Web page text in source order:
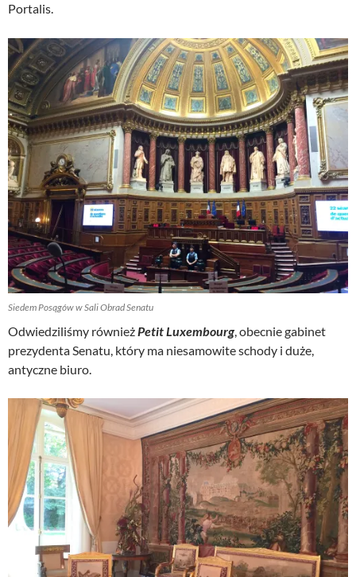
Portalis.
Siedem Posągów w Sali Obrad Senatu
Odwiedziliśmy równieżPetit Luxembourg, obecnie gabinet
prezydenta Senatu, który ma niesamowite schody i duże,
antyczne biuro.